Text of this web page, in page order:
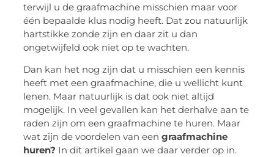
terwijl u de graafmachine misschien maar voor
één bepaalde klus nodig heeft. Dat zou natuurlijk
hartstikke zonde zijn en daar zit u dan
ongetwijfeld ook niet op te wachten.
Dan kan het nog zijn dat u misschien een kennis
heeft met een graafmachine, die u wellicht kunt
lenen. Maar natuurlijk is dat ook niet altijd
mogelijk. In veel gevallen kan het derhalve aan te
raden zijn om een graafmachine te huren. Maar
wat zijn de voordelen van eengraafmachine
huren? In dit artikel gaan we daar verder op in.